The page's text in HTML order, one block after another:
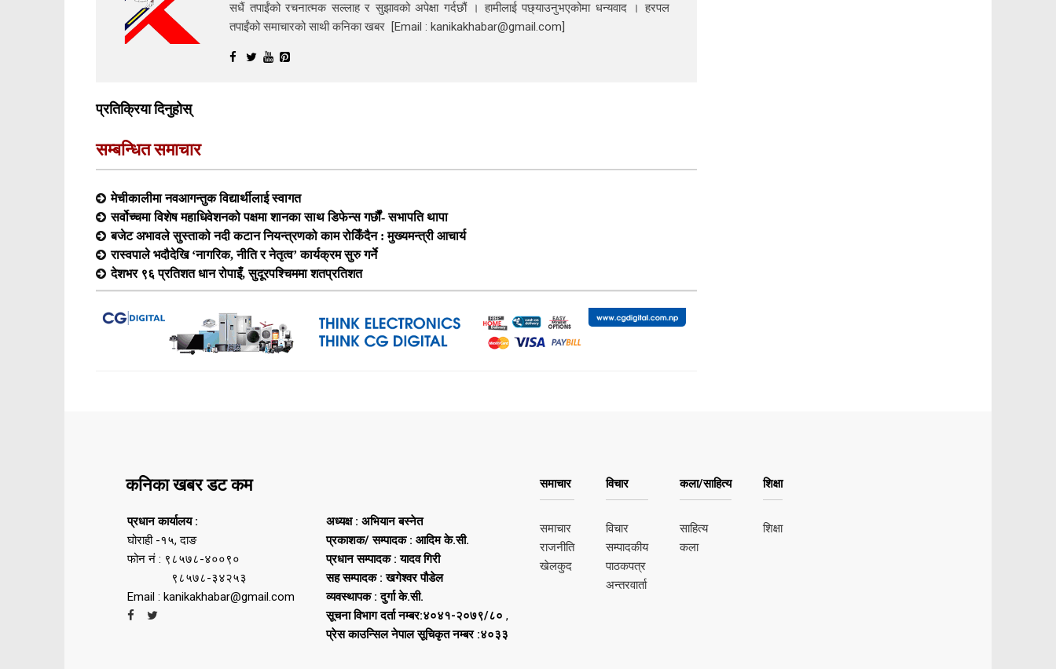
सधैं तपाईंको रचनात्मक सल्लाह र सुझावको अपेक्षा गर्दछौं । हामीलाई पछ्याउनुभएकोमा धन्यवाद । हरपल
तपाईंको समाचारको साथी कनिका खबर [Email : kanikakhabar@gmail.com]
प्रतिक्रिया दिनुहोस्
सम्बन्धित समाचार
मेचीकालीमा नवआगन्तुक विद्यार्थीलाई स्वागत
सर्वोच्चमा विशेष महाधिवेशनको पक्षमा शानका साथ डिफेन्स गर्छौं- सभापति थापा
बजेट अभावले सुस्ताको नदी कटान नियन्त्रणको काम रोकिँदैन : मुख्यमन्त्री आचार्य
रास्वपाले भदौदेखि ‘नागरिक, नीति र नेतृत्व’ कार्यक्रम सुरु गर्ने
देशभर ९६ प्रतिशत धान रोपाइँ, सुदूरपश्चिममा शतप्रतिशत
कनिका खबर डट कम
प्रधान कार्यालय :
घोराही -१५, दाङ
फोन नं : ९८५७८-४००९०
९८५७८-३४२५३
Email : kanikakhabar@gmail.com
अध्यक्ष : अभियान बस्नेत
प्रकाशक/ सम्पादक : आदिम के.सी.
प्रधान सम्पादक : यादव गिरी
सह सम्पादक : खगेश्वर पौडेल
व्यवस्थापक : दुर्गा के.सी.
सूचना विभाग दर्ता नम्बर:४०४१-२०७९/८० ,
प्रेस काउन्सिल नेपाल सूचिकृत नम्बर :४०३३
समाचार
समाचार
राजनीति
खेलकुद
विचार
विचार
सम्पादकीय
पाठकपत्र
अन्तरवार्ता
कला/साहित्य
साहित्य
कला
शिक्षा
शिक्षा